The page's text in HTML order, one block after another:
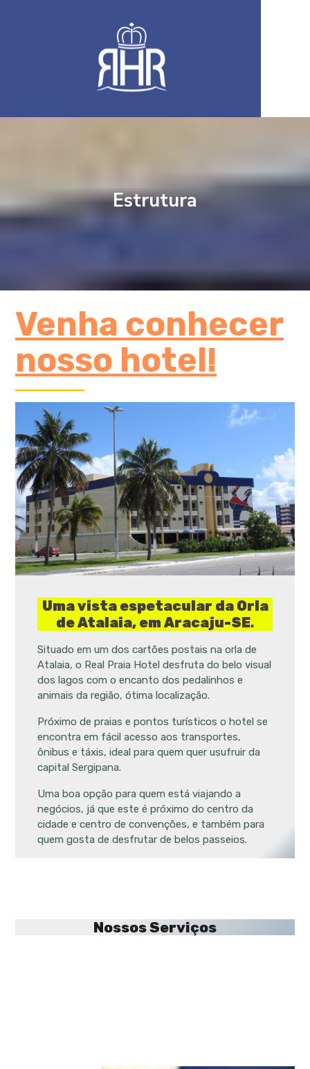
Estrutura
Venha conhecer
nosso hotel!
Uma vista espetacular da Orla
de Atalaia, em Aracaju-SE.
Situado em um dos cartões postais na orla de
Atalaia, o Real Praia Hotel desfruta do belo visual
dos lagos com o encanto dos pedalinhos e
animais da região, ótima localização.
Próximo de praias e pontos turísticos o hotel se
encontra em fácil acesso aos transportes,
ônibus e táxis, ideal para quem quer usufruir da
capital Sergipana.
Uma boa opção para quem está viajando a
negócios, já que este é próximo do centro da
cidade e centro de convenções, e também para
quem gosta de desfrutar de belos passeios.
Nossos Serviços